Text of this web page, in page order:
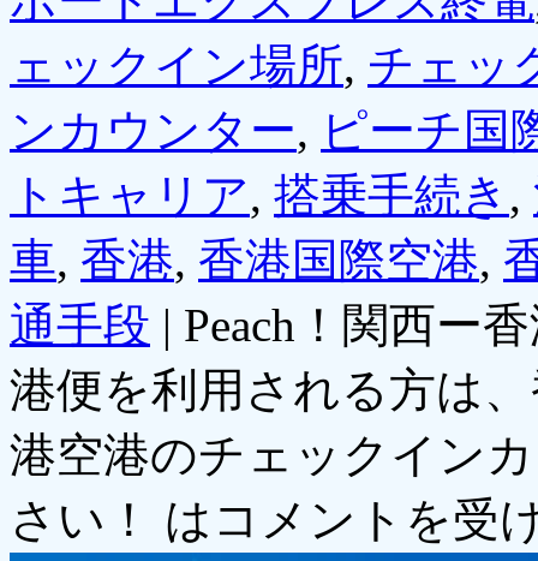
ェックイン場所, チェッ
ンカウンター, ピーチ国
トキャリア, 搭乗手続き ,
車, 香港, 香港国際空港,
通手段 | Peach！関西ー
港便を利用される方は
港空港のチェックイン
さい！ は コメントを受